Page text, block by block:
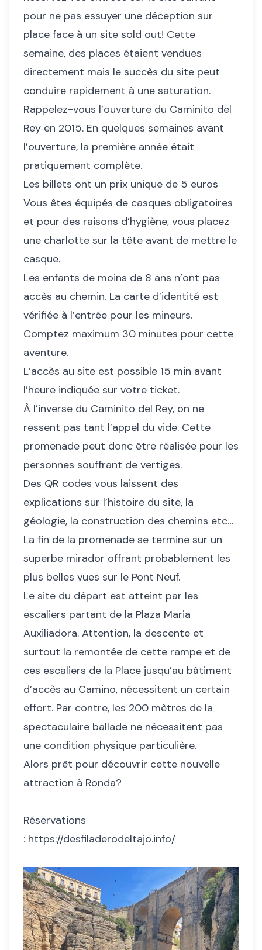
pour ne pas essuyer une déception sur
place face à un site sold out! Cette
semaine, des places étaient vendues
directement mais le succès du site peut
conduire rapidement à une saturation.
Rappelez-vous l’ouverture du Caminito del
Rey en 2015. En quelques semaines avant
l’ouverture, la première année était
pratiquement complète.
Les billets ont un prix unique de 5 euros
Vous êtes équipés de casques obligatoires
et pour des raisons d’hygiène, vous placez
une charlotte sur la tête avant de mettre le
casque.
Les enfants de moins de 8 ans n’ont pas
accès au chemin. La carte d’identité est
vérifiée à l’entrée pour les mineurs.
Comptez maximum 30 minutes pour cette
aventure.
L’accès au site est possible 15 min avant
l’heure indiquée sur votre ticket.
À l’inverse du Caminito del Rey, on ne
ressent pas tant l’appel du vide. Cette
promenade peut donc être réalisée pour les
personnes souffrant de vertiges.
Des QR codes vous laissent des
explications sur l’histoire du site, la
géologie, la construction des chemins etc…
La fin de la promenade se termine sur un
superbe mirador offrant probablement les
plus belles vues sur le Pont Neuf.
Le site du départ est atteint par les
escaliers partant de la Plaza Maria
Auxiliadora. Attention, la descente et
surtout la remontée de cette rampe et de
ces escaliers de la Place jusqu’au bâtiment
d’accès au Camino, nécessitent un certain
effort. Par contre, les 200 mètres de la
spectaculaire ballade ne nécessitent pas
une condition physique particulière.
Alors prêt pour découvrir cette nouvelle
attraction à Ronda?
Réservations
: https://desfiladerodeltajo.info/